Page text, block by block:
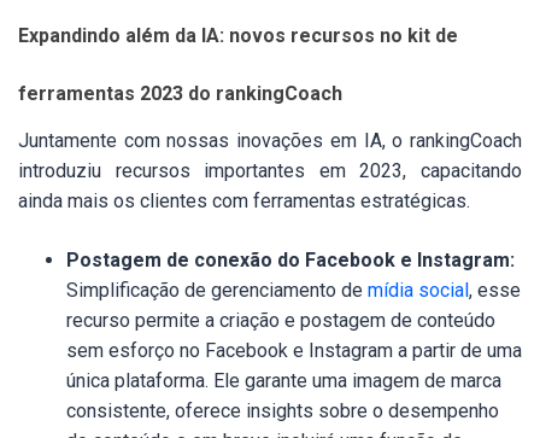
Expandindo além da IA: novos recursos no kit de
ferramentas 2023 do rankingCoach
Juntamente com nossas inovações em IA, o rankingCoach
introduziu recursos importantes em 2023, capacitando
ainda mais os clientes com ferramentas estratégicas.
Postagem de conexão do Facebook e Instagram:
Simplificação de gerenciamento de mídia social , esse
recurso permite a criação e postagem de conteúdo
sem esforço no Facebook e Instagram a partir de uma
única plataforma. Ele garante uma imagem de marca
consistente, oferece insights sobre o desempenho